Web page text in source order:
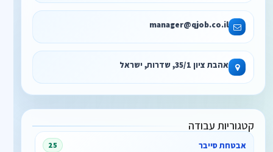
manager@qjob.co.il
אהבת ציון 35/1, שדרות, ישראל
קטגוריות עבודה
אבטחת סייבר 25